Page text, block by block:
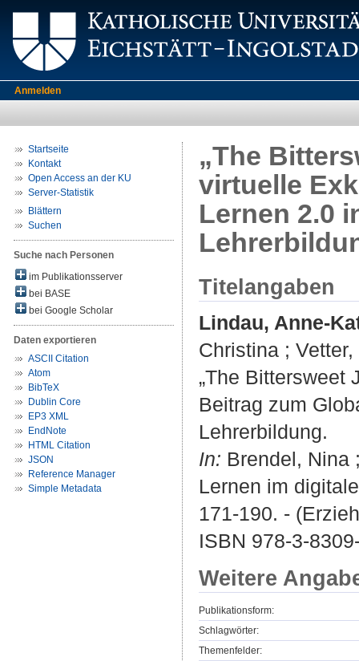
Anmelden
Startseite
Kontakt
Open Access an der KU
Server-Statistik
Blättern
Suchen
Suche nach Personen
im Publikationsserver
bei BASE
bei Google Scholar
Daten exportieren
ASCII Citation
Atom
BibTeX
Dublin Core
EP3 XML
EndNote
HTML Citation
JSON
Reference Manager
Simple Metadata
„The
virtuelle
Lernen 2.0
Titelangaben
Lindau, Anne-
Christina ;
„The Bittersweet
Beitrag zum
Lehrerbildung.
In: Brendel, Nina
Lernen im
171-190. -
ISBN 978-3-
Weitere
Publikationsform:
Schlagwörter:
Themenfelder: